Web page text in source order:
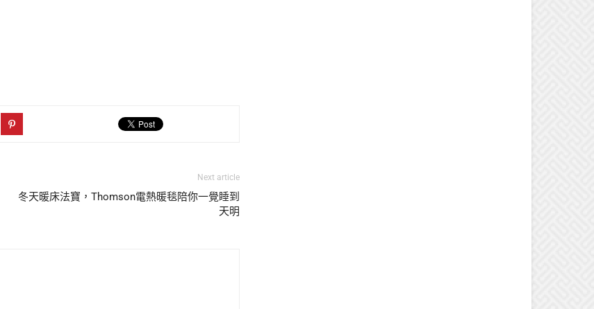
Next article
冬天暖床法寶，Thomson電熱暖毯陪你一覺睡到
天明